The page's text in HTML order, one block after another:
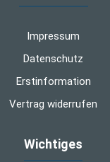
Impressum
Datenschutz
Erstinformation
Vertrag widerrufen
Wichtiges